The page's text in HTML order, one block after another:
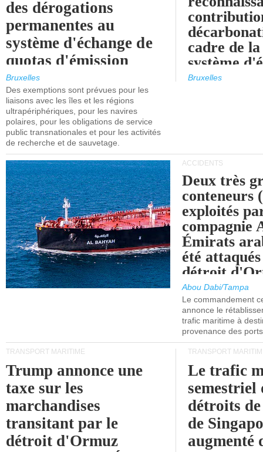
des dérogations
permanentes au
système d'échange de
quotas d'émission
maritimes de l'UE
après 2030.
Bruxelles
Des exemptions sont prévues pour les
liaisons avec les îles et les régions
ultrapériphériques, pour les navires
polaires, pour les obligations de service
public transnationales et pour les activités
de recherche et de sauvetage.
cadre de
système
quotas
Bruxelles
ACCIDENTS
Deux très
conteneurs
exploités
compagnie
Émirats
été
détroit
Abou Dabi/Tampa
Le commandement
annonce le
trafic maritime à
provenance des
TRANSPORT MARITIME
Trump annonce une
taxe sur les
marchandises
transitant par le
détroit d'Ormuz
TRANSPORT
Le trafic
semestriel
détroits
de
augmenté